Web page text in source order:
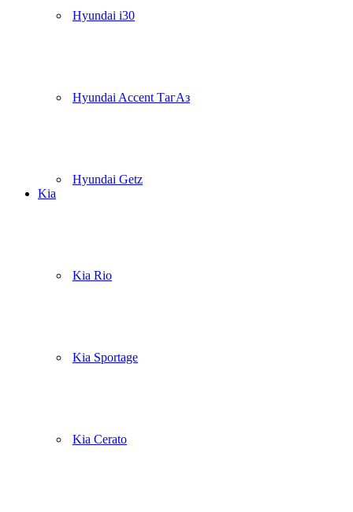
Hyundai i30
Hyundai Accent ТагАз
Hyundai Getz
Kia
Kia Rio
Kia Sportage
Kia Cerato